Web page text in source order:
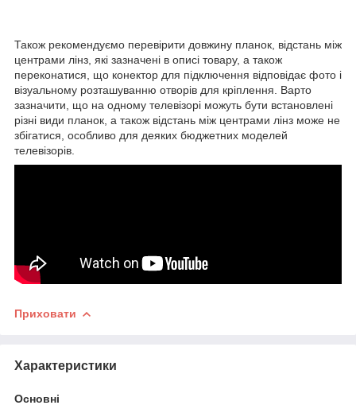
Також рекомендуємо перевірити довжину планок, відстань між
центрами лінз, які зазначені в описі товару, а також
переконатися, що конектор для підключення відповідає фото і
візуальному розташуванню отворів для кріплення. Варто
зазначити, що на одному телевізорі можуть бути встановлені
різні види планок, а також відстань між центрами лінз може не
збігатися, особливо для деяких бюджетних моделей
телевізорів.
Приховати
Характеристики
Основні